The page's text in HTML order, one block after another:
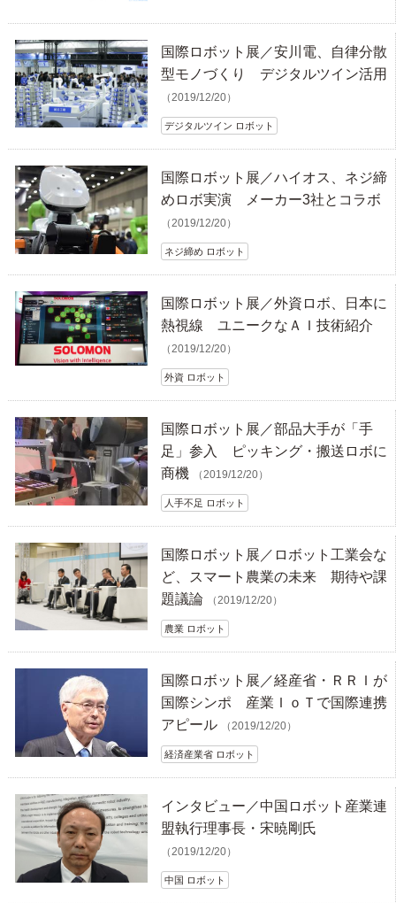
国際ロボット展／安川電、自律分散
型モノづくり デジタルツイン活用
（2019/12/20）
デジタルツイン ロボット
国際ロボット展／ハイオス、ネジ締
めロボ実演 メーカー3社とコラボ
（2019/12/20）
ネジ締め ロボット
国際ロボット展／外資ロボ、日本に
熱視線 ユニークなＡＩ技術紹介
（2019/12/20）
外資 ロボット
国際ロボット展／部品大手が「手
足」参入 ピッキング・搬送ロボに
商機
（2019/12/20）
人手不足 ロボット
国際ロボット展／ロボット工業会な
ど、スマート農業の未来 期待や課
題議論
（2019/12/20）
農業 ロボット
国際ロボット展／経産省・ＲＲＩが
国際シンポ 産業ＩｏＴで国際連携
アピール
（2019/12/20）
経済産業省 ロボット
インタビュー／中国ロボット産業連
盟執行理事長・宋暁剛氏
（2019/12/20）
中国 ロボット